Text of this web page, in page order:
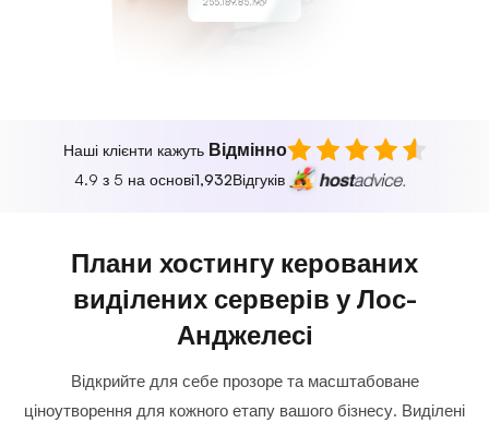
Наші клієнти кажуть Відмінно
4.9 з 5 на основі1,932Відгуків
Плани хостингу керованих
виділених серверів у Лос-
Анджелесі
Відкрийте для себе прозоре та масштабоване
ціноутворення для кожного етапу вашого бізнесу. Виділені